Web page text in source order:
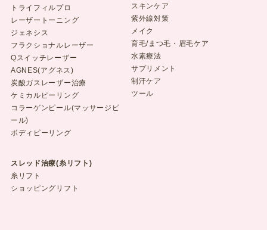
トライフィルプロ
レーザートーニング
ジェネシス
フラクショナルレーザー
Qスイッチレーザー
AGNES(アグネス)
炭酸ガスレーザー治療
ケミカルピーリング
コラーゲンピール(マッサージピ
ール)
ボディピーリング
スレッド治療(糸リフト)
糸リフト
ショッピングリフト
スキンケア
紫外線対策
メイク
育毛/まつ毛・眉毛ケア
水素療法
サプリメント
制汗ケア
ツール